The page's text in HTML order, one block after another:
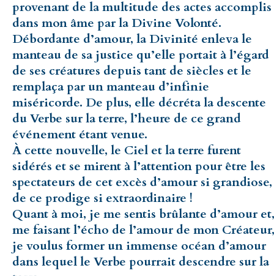
provenant de la multitude des actes accomplis
dans mon âme par la Divine Volonté.
Débordante d’amour, la Divinité enleva le
manteau de sa justice qu’elle portait à l’égard
de ses créatures depuis tant de siècles et le
remplaça par un manteau d’infinie
miséricorde. De plus, elle décréta la descente
du Verbe sur la terre, l’heure de ce grand
événement étant venue.
À cette nouvelle, le Ciel et la terre furent
sidérés et se mirent à l’attention pour être les
spectateurs de cet excès d’amour si grandiose,
de ce prodige si extraordinaire !
Quant à moi, je me sentis brûlante d’amour et,
me faisant l’écho de l’amour de mon Créateur,
je voulus former un immense océan d’amour
dans lequel le Verbe pourrait descendre sur la